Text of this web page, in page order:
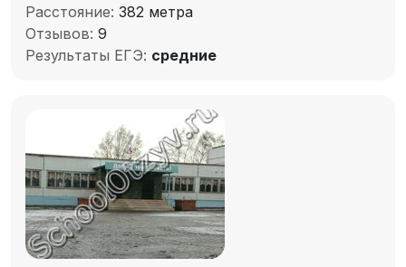
Расстояние: 382 метра
Отзывов: 9
Результаты ЕГЭ: средние